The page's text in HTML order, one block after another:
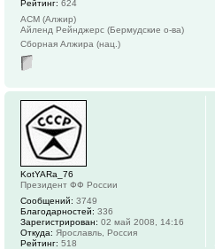
Рейтинг: 624
АСМ (Алжир)
Айленд Рейнджерс (Бермудские о-ва)
Сборная Алжира (нац.)
KotYARa_76
Президент ФФ России
Сообщений: 3749
Благодарностей: 336
Зарегистрирован: 02 май 2008, 14:16
Откуда: Ярославль, Россия
Рейтинг: 518